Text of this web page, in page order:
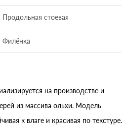
Продольная стоевая
Филёнка
на производстве и
из массива ольхи. Модель
к влаге и красивая по текстуре.